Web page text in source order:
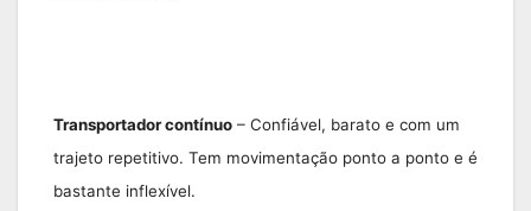
Transportador contínuo – Confiável, barato e com um
trajeto repetitivo. Tem movimentação ponto a ponto e é
bastante inflexível.